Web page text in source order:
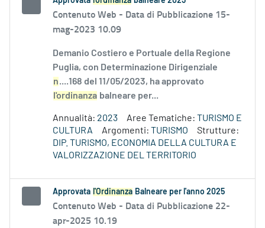
Contenuto Web - Data di Pubblicazione 15-
mag-2023 10.09
Demanio Costiero e Portuale della Regione
Puglia, con Determinazione Dirigenziale
n....168 del 11/05/2023, ha approvato
l'ordinanza balneare per...
Annualità: 2023 Aree Tematiche: TURISMO E
CULTURA
Argomenti: TURISMO
Strutture:
DIP. TURISMO, ECONOMIA DELLA CULTURA E
VALORIZZAZIONE DEL TERRITORIO
Approvata l'Ordinanza Balneare per l'anno 2025
Contenuto Web - Data di Pubblicazione 22-
apr-2025 10.19